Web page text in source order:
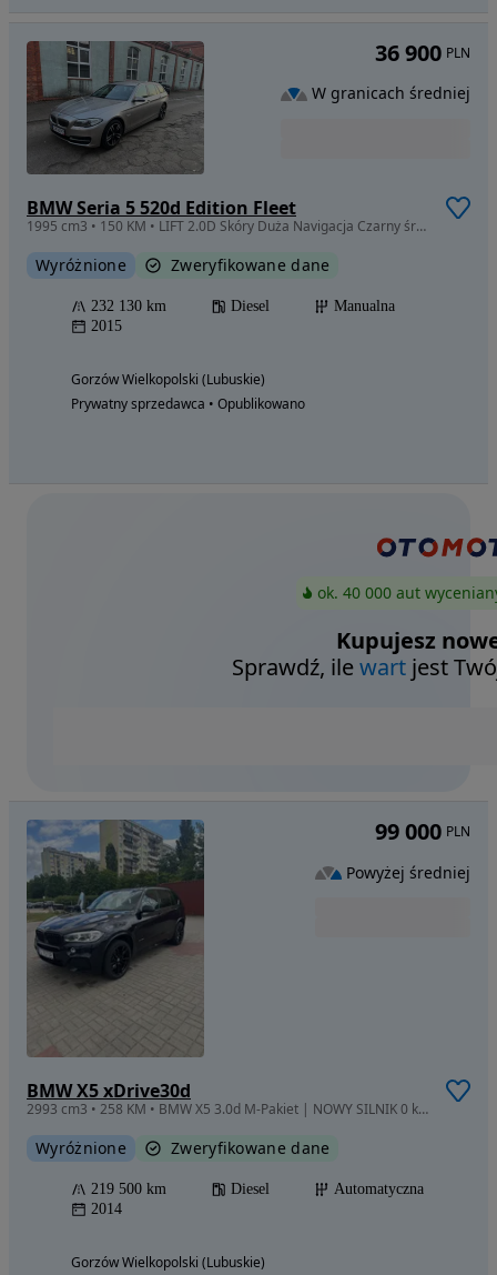
BMW Seria 5 520d Edition Fleet
1995 cm3 • 150 KM • LIFT 2.0D Skóry Duża Navigacja Czarny środek 100% Bezwypadkowa
Wyróżnione Zweryfikowane dane
232 130 km Diesel
Manualna
2015
Gorzów Wielkopolski (Lubuskie)
Prywatny sprzedawca • Opublikowano
36 900 PLN
W granicach średniej
ok. 40 000 aut
Kupujesz
Sprawdź, ilewart jest
BMW X5 xDrive30d
2993 cm3 • 258 KM • BMW X5 3.0d M-Pakiet | NOWY SILNIK 0 km na gwarancji | Doinwestowany
Wyróżnione Zweryfikowane dane
219 500 km Diesel
Automatyczna
2014
Gorzów Wielkopolski (Lubuskie)
99 000 PLN
Powyżej średniej